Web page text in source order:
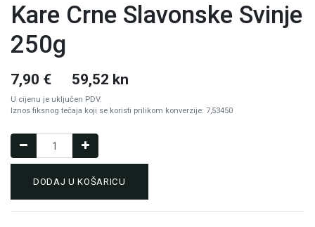
Kare Crne Slavonske Svinje
250g
7,90 € 59,52 kn
U cijenu je uključen PDV.
Iznos fiksnog tečaja koji se koristi prilikom konverzije: 7,53450
DODAJ U KOŠARICU